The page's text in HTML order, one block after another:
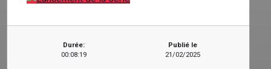
Durée:
00:08:19
Publié le
21/02/2025